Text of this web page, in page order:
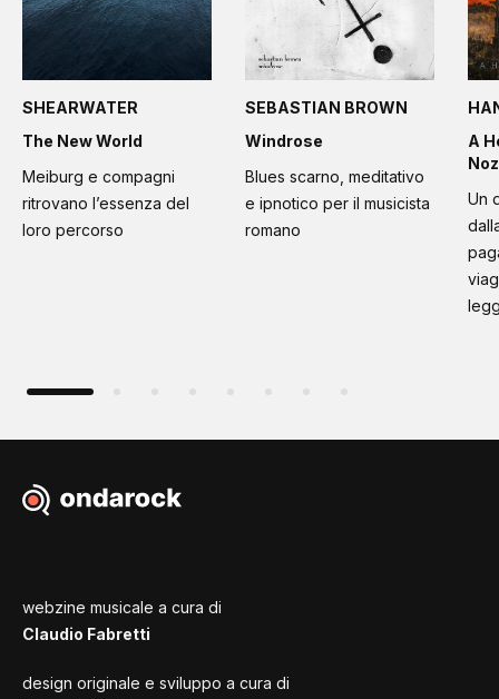
SHEARWATER
The New World
Meiburg e compagni
ritrovano l’essenza del
loro percorso
SEBASTIAN BROWN
Windrose
Blues scarno, meditativo
e ipnotico per il musicista
romano
A
Noz
Un
webzine musicale a cura di
Claudio Fabretti
design originale e sviluppo a cura di